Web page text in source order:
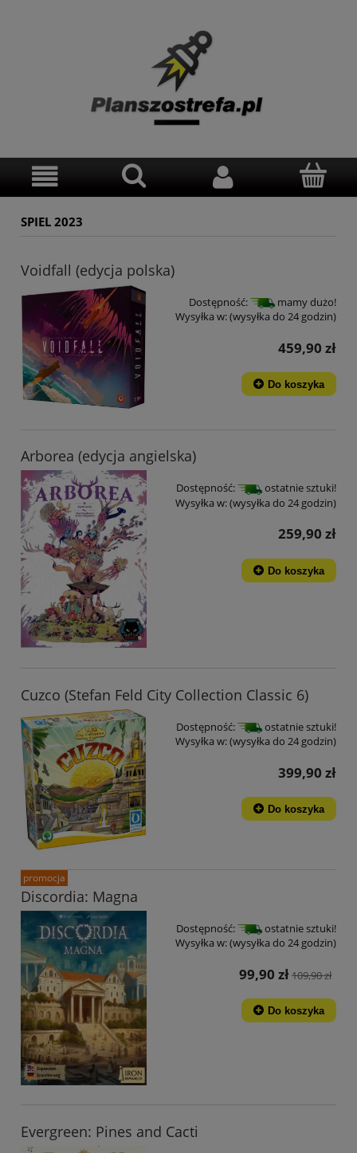
SPIEL 2023
Voidfall (edycja polska)
Dostępność:
mamy dużo!
Wysyłka w:(wysyłka do 24 godzin)
459,90 zł
Do koszyka
Arborea (edycja angielska)
Dostępność:
ostatnie sztuki!
Wysyłka w:(wysyłka do 24 godzin)
259,90 zł
Do koszyka
Cuzco (Stefan Feld City Collection Classic 6)
Dostępność:
ostatnie sztuki!
Wysyłka w:(wysyłka do 24 godzin)
399,90 zł
Do koszyka
Discordia: Magna
Dostępność:
ostatnie sztuki!
Wysyłka w:(wysyłka do 24 godzin)
99,90 zł109,90 zł
Do koszyka
promocja
Evergreen: Pines and Cacti